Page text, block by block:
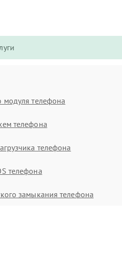
модуля телефона
телефона
телефона
телефона
замыкания телефона